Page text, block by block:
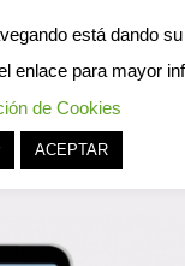
Vacantes
está dando
enlace para mayor
de Cookies
ACEPTAR